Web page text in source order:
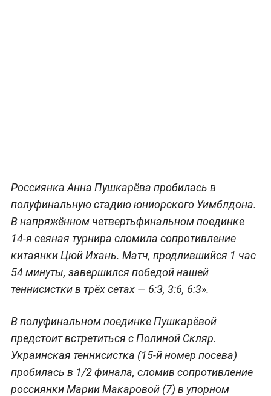
Россиянка Анна Пушкарёва пробилась в
полуфинальную стадию юниорского Уимблдона.
В напряжённом четвертьфинальном поединке
14-я сеяная турнира сломила сопротивление
китаянки Цюй Ихань. Матч, продлившийся 1 час
54 минуты, завершился победой нашей
теннисистки в трёх сетах — 6:3, 3:6, 6:3».
В полуфинальном поединке Пушкарёвой
предстоит встретиться с Полиной Скляр.
Украинская теннисистка (15-й номер посева)
пробилась в 1/2 финала, сломив сопротивление
россиянки Марии Макаровой (7) в упорном